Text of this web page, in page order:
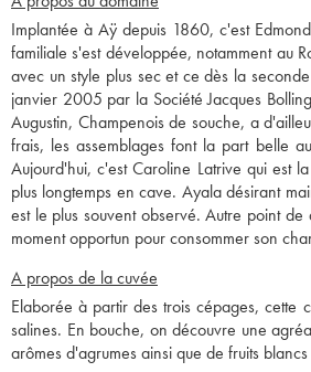
Implantée à Aÿ depuis 1860, c'est
familiale s'est développée, notamment au
avec un style plus sec et ce dès la
janvier 2005 par la Société Jacques
Augustin, Champenois de souche, a
frais, les assemblages font la part belle
Aujourd'hui, c'est Caroline Latrive qui est
plus longtemps en cave. Ayala désirant
est le plus souvent observé. Autre point
moment opportun pour consommer son
A propos de la cuvée
Elaborée à partir des trois cépages,
salines. En bouche, on découvre une
arômes d'agrumes ainsi que de fruits